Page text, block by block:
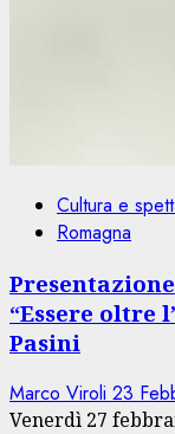
Cultura e
Romagna
“Essere oltre
Pasini
Marco Viroli 23
Venerdì 27